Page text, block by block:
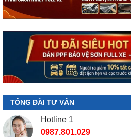
TỔNG ĐÀI TƯ VẤN
Hotline 1
0987.801.029